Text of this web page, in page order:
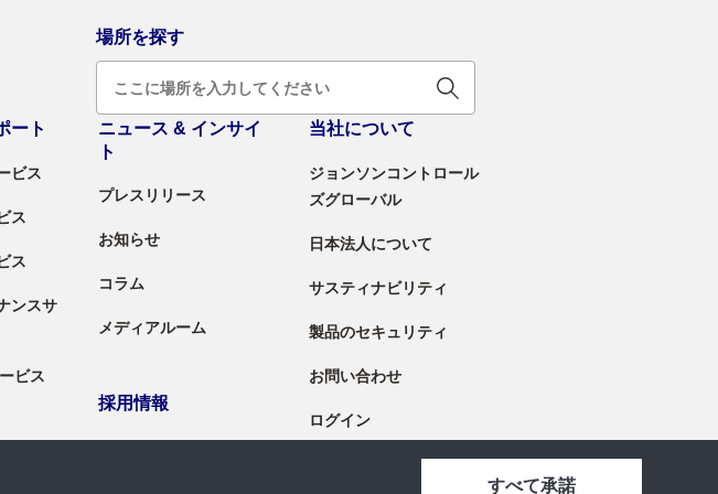
場所を探す
ート
ビス
ス
ス
ンスサ
ビス
ニュース & インサイ
ト
プレスリリース
お知らせ
コラム
メディアルーム
採用情報
当社について
ジョンソンコントロール
ズグローバル
日本法人について
サスティナビリティ
製品のセキュリティ
お問い合わせ
ログイン
すべて承諾